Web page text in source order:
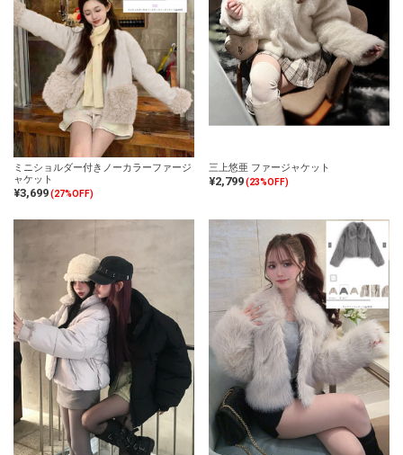
ミニショルダー付きノーカラーファージ
ャケット
¥3,699(27%OFF)
三上悠亜 ファージャケット
¥2,799(23%OFF)